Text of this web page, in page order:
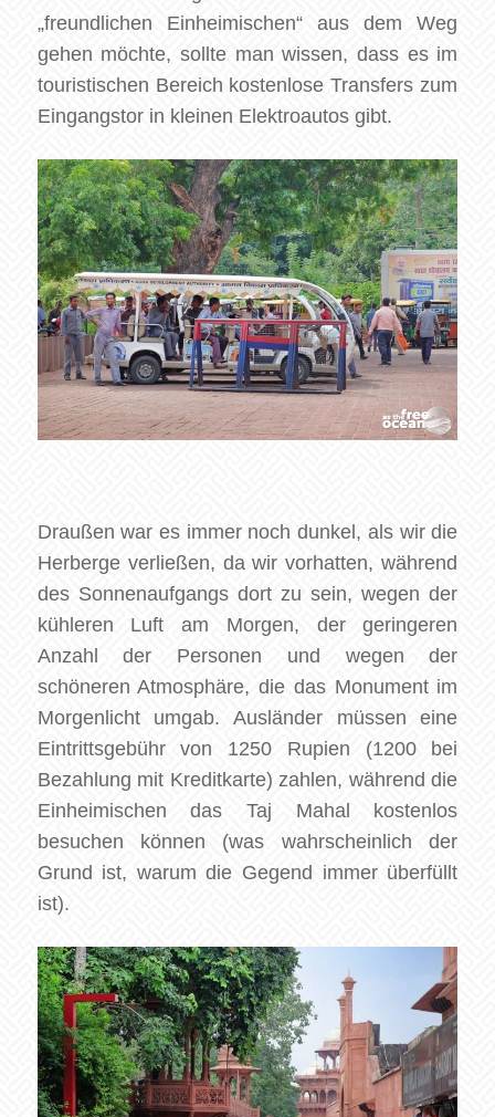
„freundlichen Einheimischen“ aus dem Weg
gehen möchte, sollte man wissen, dass es im
touristischen Bereich kostenlose Transfers zum
Eingangstor in kleinen Elektroautos gibt.
Draußen war es immer noch dunkel, als wir die
Herberge verließen, da wir vorhatten, während
des Sonnenaufgangs dort zu sein, wegen der
kühleren Luft am Morgen, der geringeren
Anzahl der Personen und wegen der
schöneren Atmosphäre, die das Monument im
Morgenlicht umgab. Ausländer müssen eine
Eintrittsgebühr von 1250 Rupien (1200 bei
Bezahlung mit Kreditkarte) zahlen, während die
Einheimischen das Taj Mahal kostenlos
besuchen können (was wahrscheinlich der
Grund ist, warum die Gegend immer überfüllt
ist).